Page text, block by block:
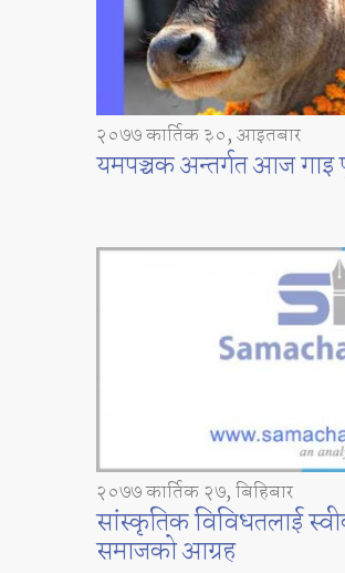
२०७७ कार्तिक ३०, आइतबार
यमपञ्चक अन्तर्गत आज गाइ
२०७७ कार्तिक २७, बिहिबार
सांस्कृतिक विविधतलाई
समाजको आग्रह